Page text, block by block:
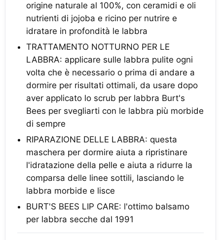
origine naturale al 100%, con ceramidi e oli
nutrienti di jojoba e ricino per nutrire e
idratare in profondità le labbra
TRATTAMENTO NOTTURNO PER LE
LABBRA: applicare sulle labbra pulite ogni
volta che è necessario o prima di andare a
dormire per risultati ottimali, da usare dopo
aver applicato lo scrub per labbra Burt's
Bees per svegliarti con le labbra più morbide
di sempre
RIPARAZIONE DELLE LABBRA: questa
maschera per dormire aiuta a ripristinare
l'idratazione della pelle e aiuta a ridurre la
comparsa delle linee sottili, lasciando le
labbra morbide e lisce
BURT'S BEES LIP CARE: l'ottimo balsamo
per labbra secche dal 1991